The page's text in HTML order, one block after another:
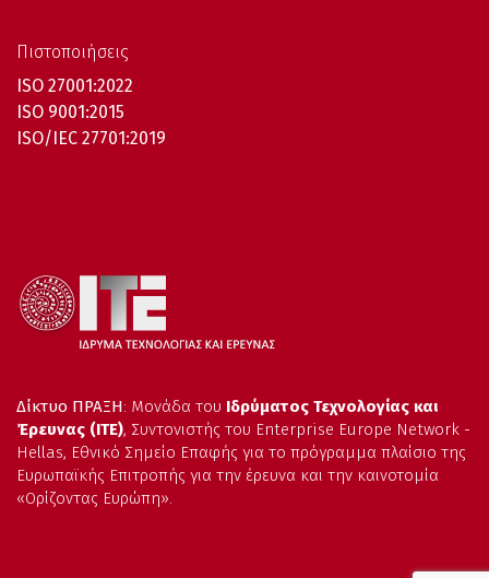
Πιστοποιήσεις
ISO 27001:2022
ISO 9001:2015
ISO/IEC 27701:2019
Δίκτυο ΠΡΑΞΗ: Μονάδα του Ιδρύματος Τεχνολογίας και
Έρευνας (ΙΤΕ), Συντονιστής του Enterprise Europe Network -
Hellas, Εθνικό Σημείο Επαφής για το πρόγραμμα πλαίσιο της
Ευρωπαϊκής Επιτροπής για την έρευνα και την καινοτομία
«Ορίζοντας Ευρώπη».